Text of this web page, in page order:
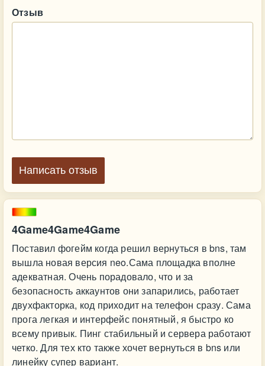
4Game4Game4Game
Поставил фогейм когда решил вернуться в bns, там
вышла новая версия neo.Сама площадка вполне
адекватная. Очень порадовало, что и за
безопасность аккаунтов они запарились, работает
двухфакторка, код приходит на телефон сразу. Сама
прога легкая и интерфейс понятный, я быстро ко
всему привык. Пинг стабильный и сервера работают
четко. Для тех кто также хочет вернуться в bns или
линейку супер вариант.
Отзыв
Написать отзыв